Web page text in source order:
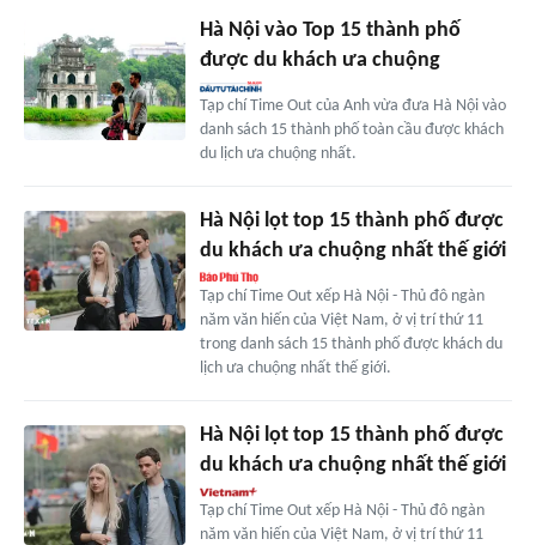
Hà Nội vào Top 15 thành phố
được du khách ưa chuộng
Tạp chí Time Out của Anh vừa đưa Hà Nội vào
danh sách 15 thành phố toàn cầu được khách
du lịch ưa chuộng nhất.
Hà Nội lọt top 15 thành phố được
du khách ưa chuộng nhất thế giới
Tạp chí Time Out xếp Hà Nội - Thủ đô ngàn
năm văn hiến của Việt Nam, ở vị trí thứ 11
trong danh sách 15 thành phố được khách du
lịch ưa chuộng nhất thế giới.
Hà Nội lọt top 15 thành phố được
du khách ưa chuộng nhất thế giới
Tạp chí Time Out xếp Hà Nội - Thủ đô ngàn
năm văn hiến của Việt Nam, ở vị trí thứ 11